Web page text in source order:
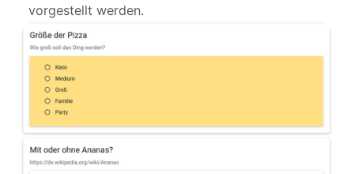
vorgestellt werden.